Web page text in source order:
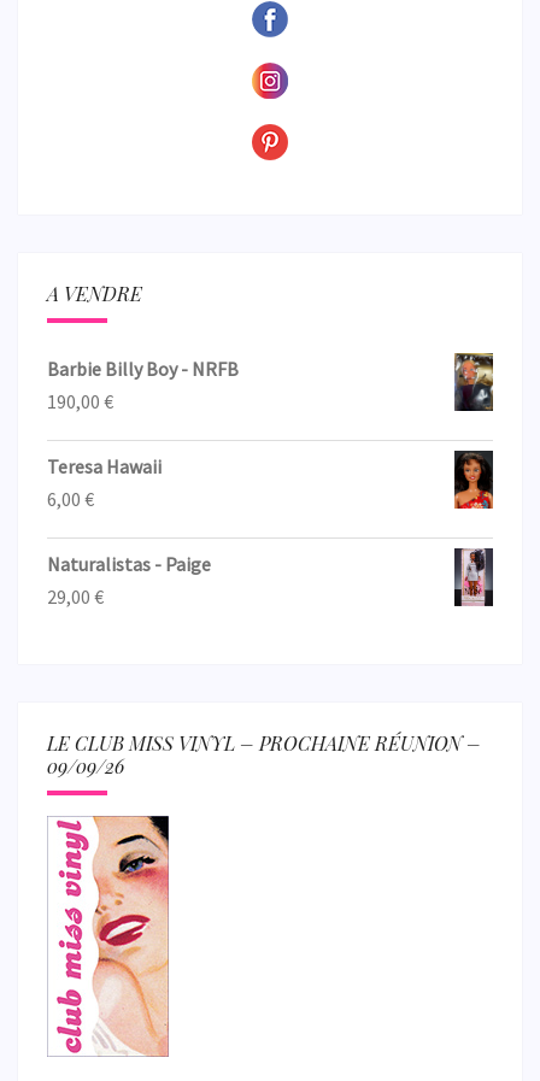
A VENDRE
Barbie Billy Boy - NRFB
190,00 €
Teresa Hawaii
6,00 €
Naturalistas - Paige
29,00 €
LE CLUB MISS VINYL – PROCHAINE RÉUNION –
09/09/26